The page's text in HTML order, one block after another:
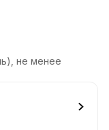
не менее